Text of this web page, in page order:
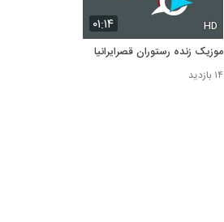
۰۱:۱۴ HD
موزیک زنده رستوران قصرایرانیان
۱۴ بازدید